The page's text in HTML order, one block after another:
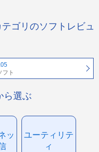
ゴリのソフトレビュ
ト
ら選ぶ
ッ
ユーティリテ
ィ